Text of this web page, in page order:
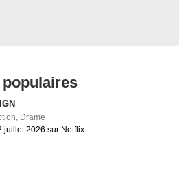
, Drame
juillet 2026 sur Netflix